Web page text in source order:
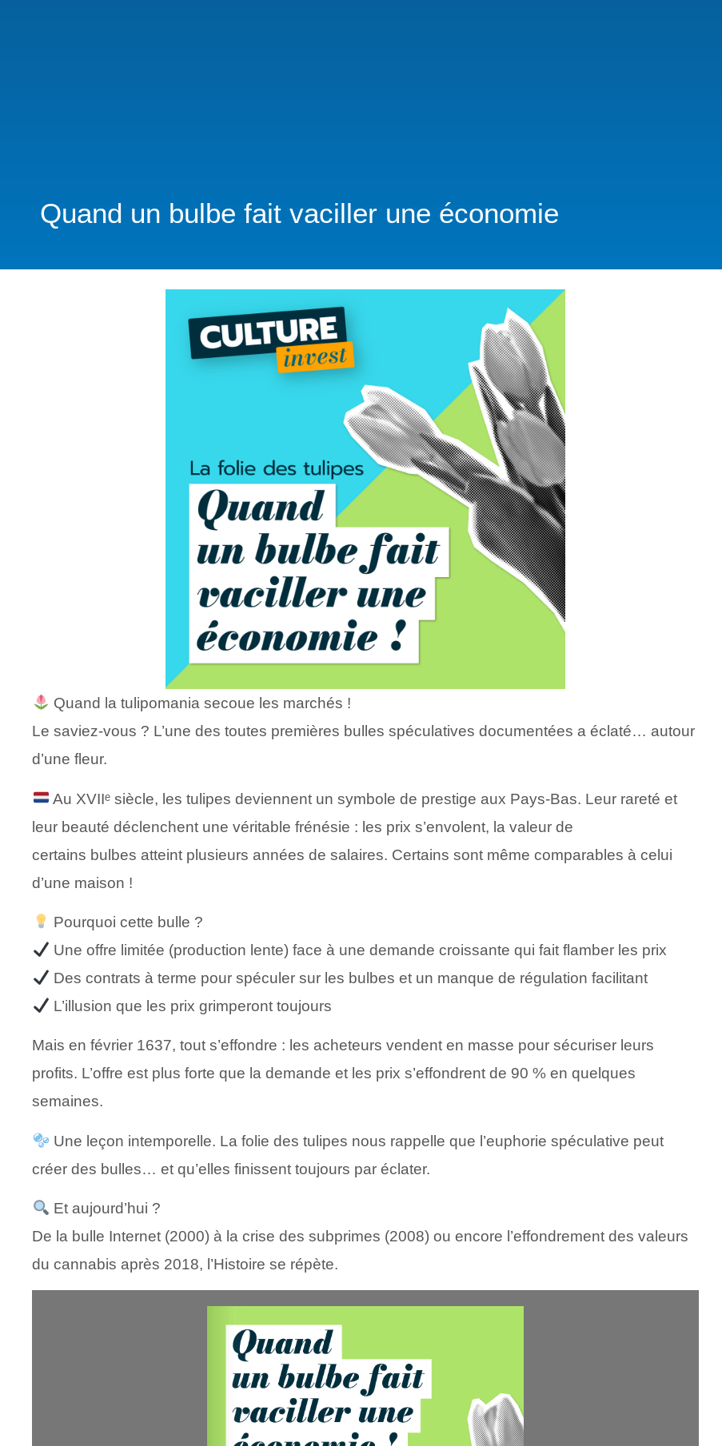
Quand un bulbe fait vaciller une économie
Quand la tulipomania secoue les marchés !
Le saviez-vous ? L’une des toutes premières bulles spéculatives documentées a éclaté… autour
d’une fleur.
Au XVIIᵉ siècle, les tulipes deviennent un symbole de prestige aux Pays-Bas. Leur rareté et
leur beauté déclenchent une véritable frénésie : les prix s’envolent, la valeur de
certains bulbes atteint plusieurs années de salaires. Certains sont même comparables à celui
d’une maison !
Pourquoi cette bulle ?
Une offre limitée (production lente) face à une demande croissante qui fait flamber les prix
Des contrats à terme pour spéculer sur les bulbes et un manque de régulation facilitant
L’illusion que les prix grimperont toujours
Mais en février 1637, tout s’effondre : les acheteurs vendent en masse pour sécuriser leurs
profits. L’offre est plus forte que la demande et les prix s’effondrent de 90 % en quelques
semaines.
Une leçon intemporelle. La folie des tulipes nous rappelle que l’euphorie spéculative peut
créer des bulles… et qu’elles finissent toujours par éclater.
Et aujourd’hui ?
De la bulle Internet (2000) à la crise des subprimes (2008) ou encore l’effondrement des valeurs
du cannabis après 2018, l’Histoire se répète.